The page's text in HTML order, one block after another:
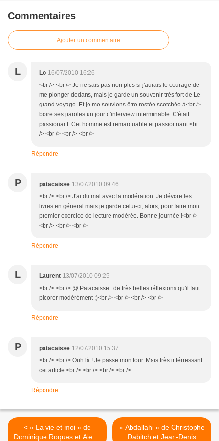
Commentaires
Ajouter un commentaire
L Lo 16/07/2010 16:26
<br /> <br /> Je ne sais pas non plus si j'aurais le courage de
me plonger dedans, mais je garde un souvenir très fort de Le
grand voyage. Et je me souviens être restée scotchée à<br />
boire ses paroles un jour d'interview interminable. C'était
passionant. Cet homme est remarquable et passionnant.<br
/> <br /> <br /> <br />
Répondre
P patacaisse 13/07/2010 09:46
<br /> <br /> J'ai du mal avec la modération. Je dévore les
livres en géneral mais je garde celui-ci, alors, pour faire mon
premier exercice de lecture modérée. Bonne journée !<br />
<br /> <br /> <br />
Répondre
L Laurent 13/07/2010 09:25
<br /> <br /> @ Patacaisse : de très belles réflexions qu'il faut
picorer modérément ;)<br /> <br /> <br /> <br />
Répondre
P patacaisse 12/07/2010 15:37
<br /> <br /> Ouh là ! Je passe mon tour. Mais très intérressant
cet article <br /> <br /> <br /> <br />
Répondre
< « La vie et moi » de
Dominique Roques et Alexis
« Abdallahi » de Christophe
Dabitch et Jean-Denis